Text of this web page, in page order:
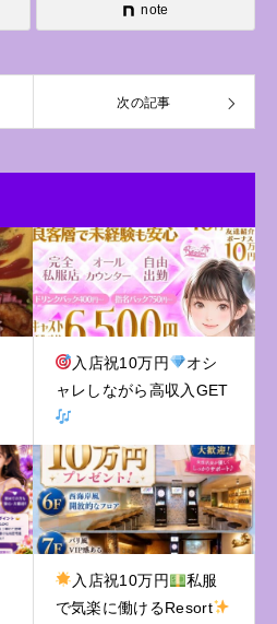
note
次の記事
入店祝10万円
オシ
ャレしながら高収入GET
入店祝10万円
私服
で気楽に働けるResort